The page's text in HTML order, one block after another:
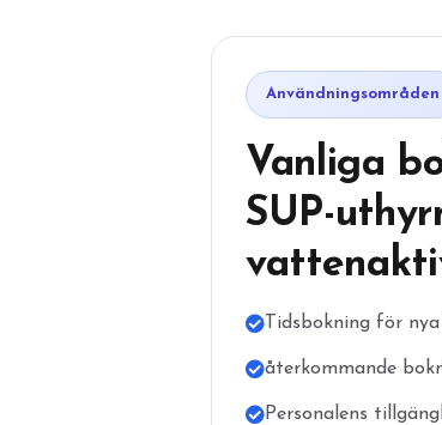
Användningsområden
Vanliga
SUP-
Tidsbokning för
återkommande
Personalens